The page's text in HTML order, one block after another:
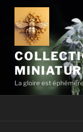
Aller
contenu
principal
La gloire est